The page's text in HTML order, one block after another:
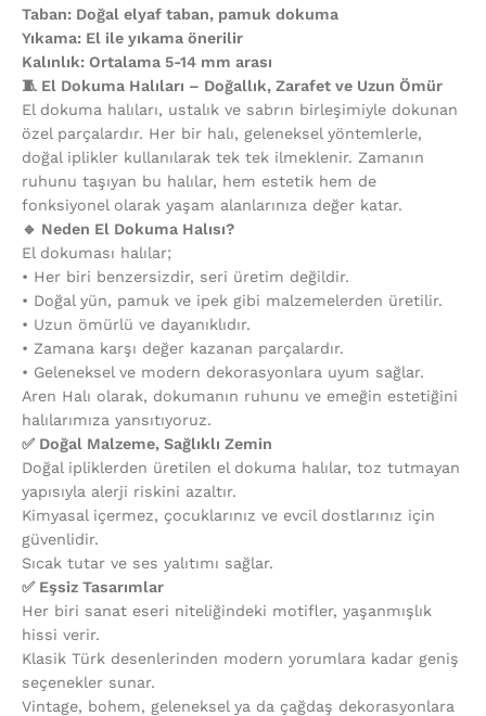
Taban: Doğal elyaf taban, pamuk dokuma
Yıkama: El ile yıkama önerilir
Kalınlık: Ortalama 5-14 mm arası
🧵 El Dokuma Halıları – Doğallık, Zarafet ve Uzun Ömür
El dokuma halıları, ustalık ve sabrın birleşimiyle dokunan
özel parçalardır. Her bir halı, geleneksel yöntemlerle,
doğal iplikler kullanılarak tek tek ilmeklenir. Zamanın
ruhunu taşıyan bu halılar, hem estetik hem de
fonksiyonel olarak yaşam alanlarınıza değer katar.
🔹 Neden El Dokuma Halısı?
El dokuması halılar;
•⁠ ⁠Her biri benzersizdir, seri üretim değildir.
•⁠ ⁠Doğal yün, pamuk ve ipek gibi malzemelerden üretilir.
•⁠ ⁠Uzun ömürlü ve dayanıklıdır.
•⁠ ⁠Zamana karşı değer kazanan parçalardır.
•⁠ ⁠Geleneksel ve modern dekorasyonlara uyum sağlar.
Aren Halı olarak, dokumanın ruhunu ve emeğin estetiğini
halılarımıza yansıtıyoruz.
✅ Doğal Malzeme, Sağlıklı Zemin
Doğal ipliklerden üretilen el dokuma halılar, toz tutmayan
yapısıyla alerji riskini azaltır.
Kimyasal içermez, çocuklarınız ve evcil dostlarınız için
güvenlidir.
Sıcak tutar ve ses yalıtımı sağlar.
✅ Eşsiz Tasarımlar
Her biri sanat eseri niteliğindeki motifler, yaşanmışlık
hissi verir.
Klasik Türk desenlerinden modern yorumlara kadar geniş
seçenekler sunar.
Vintage, bohem, geleneksel ya da çağdaş dekorasyonlara